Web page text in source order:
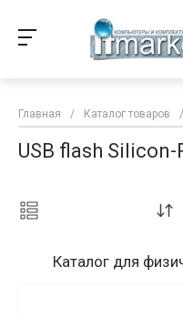
Главная / Каталог товаров /
USB flash
Каталог для